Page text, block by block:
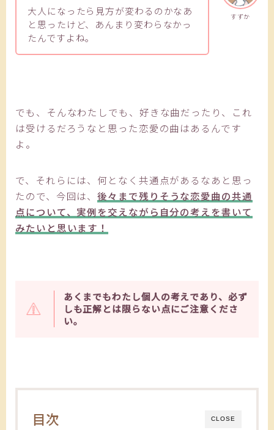
すずか
大人になったら見方が変わるのかなあ
と思ったけど、あんまり変わらなかっ
たんですよね。
でも、そんなわたしでも、好きな曲だったり、これ
は受けるだろうなと思った恋愛の曲はあるんです
よ。
で、それらには、何となく共通点があるなあと思っ
たので、今回は、後々まで残りそうな恋愛曲の共通
点について、実例を交えながら自分の考えを書いて
みたいと思います！
あくまでもわたし個人の考えであり、必ず
しも正解とは限らない点にご注意くださ
い。
CLOSE
目次